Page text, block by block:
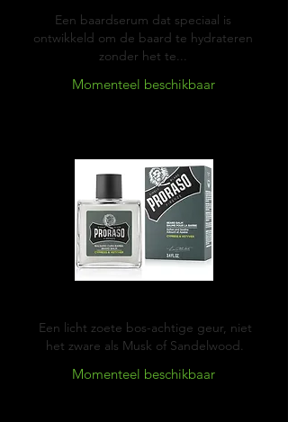
Een baardserum dat speciaal is
ontwikkeld om de baard te hydrateren
zonder het te...
Momenteel beschikbaar
Een licht zoete bos-achtige geur, niet
het zware als Musk of Sandelwood.
Momenteel beschikbaar